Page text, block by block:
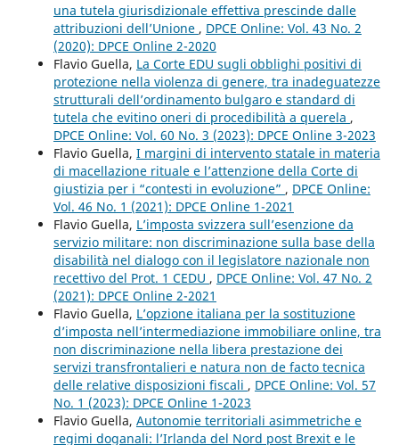
una tutela giurisdizionale effettiva prescinde dalle
attribuzioni dell’Unione , DPCE Online: Vol. 43 No. 2
(2020): DPCE Online 2-2020
Flavio Guella, La Corte EDU sugli obblighi positivi di
protezione nella violenza di genere, tra inadeguatezze
strutturali dell’ordinamento bulgaro e standard di
tutela che evitino oneri di procedibilità a querela ,
DPCE Online: Vol. 60 No. 3 (2023): DPCE Online 3-2023
Flavio Guella, I margini di intervento statale in materia
di macellazione rituale e l’attenzione della Corte di
giustizia per i “contesti in evoluzione” , DPCE Online:
Vol. 46 No. 1 (2021): DPCE Online 1-2021
Flavio Guella, L’imposta svizzera sull’esenzione da
servizio militare: non discriminazione sulla base della
disabilità nel dialogo con il legislatore nazionale non
recettivo del Prot. 1 CEDU , DPCE Online: Vol. 47 No. 2
(2021): DPCE Online 2-2021
Flavio Guella, L’opzione italiana per la sostituzione
d’imposta nell’intermediazione immobiliare online, tra
non discriminazione nella libera prestazione dei
servizi transfrontalieri e natura non de facto tecnica
delle relative disposizioni fiscali , DPCE Online: Vol. 57
No. 1 (2023): DPCE Online 1-2023
Flavio Guella, Autonomie territoriali asimmetriche e
regimi doganali: l’Irlanda del Nord post Brexit e le